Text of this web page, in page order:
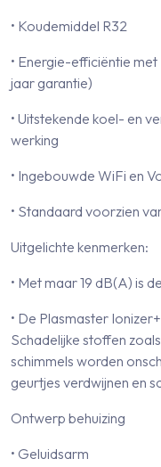
• Koudemiddel R32
• Energie-efficiëntie
jaar garantie)
• Uitstekende koel- en
werking
• Ingebouwde WiFi en
• Standaard voorzien
Uitgelichte kenmerken:
• Met maar 19 dB(A) is
• De Plasmaster
Schadelijke stoffen
schimmels worden
geurtjes verdwijnen en
Ontwerp behuizing
• Geluidsarm